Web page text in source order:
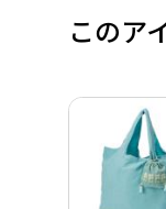
このア